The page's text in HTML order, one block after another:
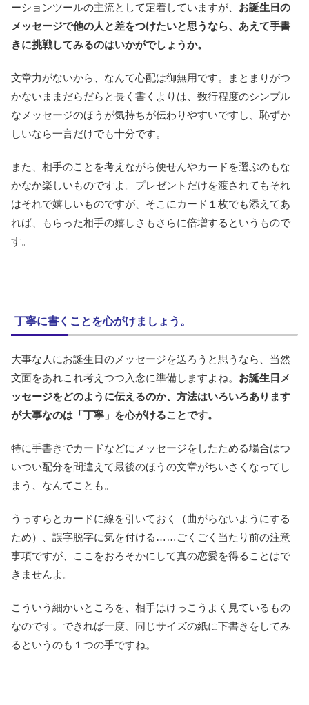
ーションツールの主流として定着していますが、 お誕生日の
メッセージで他の人と差をつけたいと思うなら、あえて手書
きに挑戦してみるのはいかがでしょうか。
文章力がないから、なんて心配は御無用です。まとまりがつ
かないままだらだらと長く書くよりは、数行程度のシンプル
なメッセージのほうが気持ちが伝わりやすいですし、恥ずか
しいなら一言だけでも十分です。
また、相手のことを考えながら便せんやカードを選ぶのもな
かなか楽しいものですよ。プレゼントだけを渡されてもそれ
はそれで嬉しいものですが、そこにカード１枚でも添えてあ
れば、もらった相手の嬉しさもさらに倍増するというもので
す。
丁寧に書くことを心がけましょう。
大事な人にお誕生日のメッセージを送ろうと思うなら、当然
文面をあれこれ考えつつ入念に準備しますよね。 お誕生日メ
ッセージをどのように伝えるのか、方法はいろいろあります
が大事なのは「丁寧」を心がけることです。
特に手書きでカードなどにメッセージをしたためる場合はつ
いつい配分を間違えて最後のほうの文章がちいさくなってし
まう、なんてことも。
うっすらとカードに線を引いておく（曲がらないようにする
ため）、誤字脱字に気を付ける……ごくごく当たり前の注意
事項ですが、ここをおろそかにして真の恋愛を得ることはで
きませんよ。
こういう細かいところを、相手はけっこうよく見ているもの
なのです。できれば一度、同じサイズの紙に下書きをしてみ
るというのも１つの手ですね。